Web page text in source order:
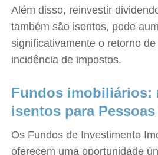
Além disso, reinvestir
também são isentos, pode
significativamente o retorno
incidência de impostos.
Fundos imobiliários:
isentos para
Os Fundos de Investimento
oferecem uma oportunidade